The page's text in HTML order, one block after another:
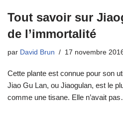
Tout savoir sur
de l’immortalité
par David Brun 17 novembre
Cette plante est connue pour son
Jiao Gu Lan, ou Jiaogulan, est le
comme une tisane. Elle n’avait